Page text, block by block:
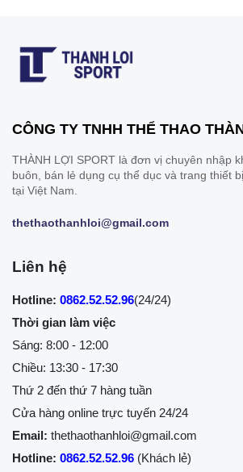
CÔNG TY TNHH THỂ THAO
THÀNH LỢI SPORT là đơn vị chuyên nhập
buôn, bán lẻ dụng cụ thể dục và trang thiết
tại Việt Nam.
thethaothanhloi@gmail.com
Liên hệ
Hotline: 0862.52.52.96(24/24)
Thời gian làm việc
Sáng: 8:00 - 12:00
Chiều: 13:30 - 17:30
Thứ 2 đến thứ 7 hàng tuần
Cửa hàng online trực tuyến 24/24
Email: thethaothanhloi@gmail.com
Hotline: 0862.52.52.96 (Khách lẻ)